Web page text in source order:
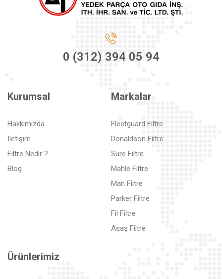
0 (312) 394 05 94
Kurumsal
Hakkımızda
İletişim
Filtre Nedir ?
Blog
Markalar
Fleetguard Filtre
Donaldson Filtre
Sure Filtre
Mahle Filtre
Man Filtre
Parker Filtre
Fil Filtre
Asaş Filtre
Ürünlerimiz